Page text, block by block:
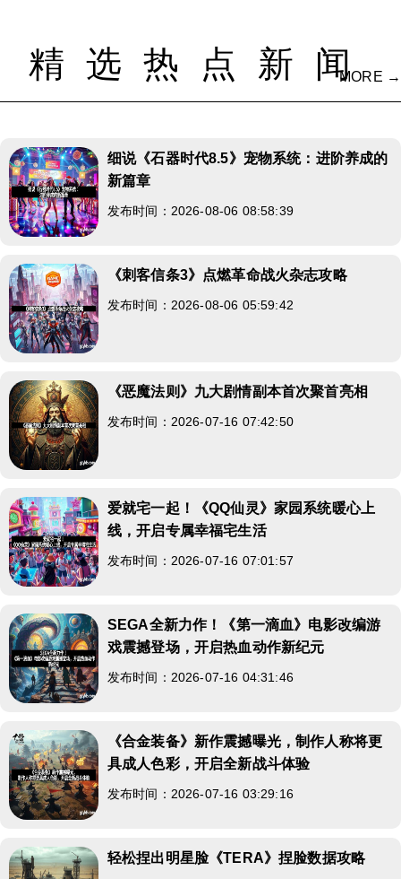
精选热点新闻
MORE →
细说《石器时代8.5》宠物系统：进阶养成的
新篇章
发布时间：2026-08-06 08:58:39
《刺客信条3》点燃革命战火杂志攻略
发布时间：2026-08-06 05:59:42
《恶魔法则》九大剧情副本首次聚首亮相
发布时间：2026-07-16 07:42:50
爱就宅一起！《QQ仙灵》家园系统暖心上
线，开启专属幸福宅生活
发布时间：2026-07-16 07:01:57
SEGA全新力作！《第一滴血》电影改编游
戏震撼登场，开启热血动作新纪元
发布时间：2026-07-16 04:31:46
《合金装备》新作震撼曝光，制作人称将更
具成人色彩，开启全新战斗体验
发布时间：2026-07-16 03:29:16
轻松捏出明星脸《TERA》捏脸数据攻略